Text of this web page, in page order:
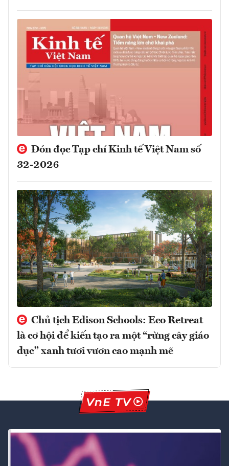
Đón đọc Tạp chí Kinh tế Việt Nam số
32-2026
Chủ tịch Edison Schools: Eco Retreat
là cơ hội để kiến tạo ra một “rừng cây giáo
dục” xanh tươi vươn cao mạnh mẽ